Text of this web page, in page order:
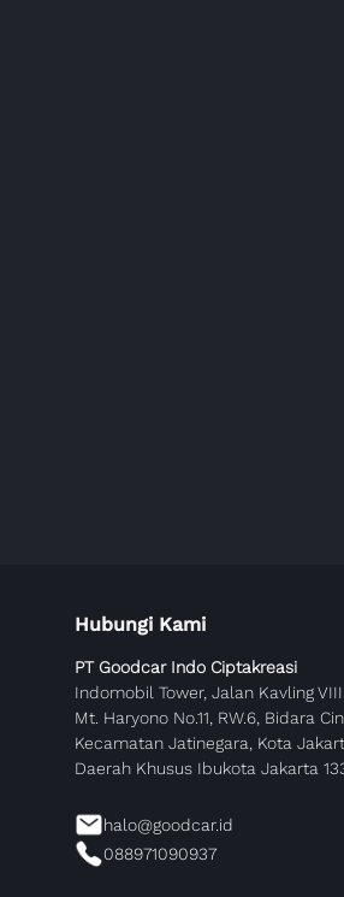
Hubungi Kami
PT Goodcar Indo Ciptakreasi
Indomobil Tower, Jalan Kavling
Mt. Haryono No.11, RW.6, Bidara
Kecamatan Jatinegara, Kota
Daerah Khusus Ibukota Jakarta
halo@goodcar.id
088971090937